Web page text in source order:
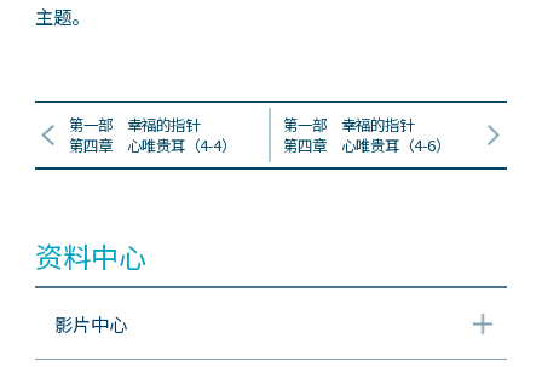
主题。
第一部 幸福的指针
第四章 心唯贵耳（4-4）
第一部 幸福的指针
第四章 心唯贵耳（4-6）
资料中心
影片中心